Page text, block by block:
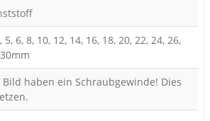
5, 6, 8, 10, 12, 14, 16, 18, 20, 22, 24, 26,
Bild haben ein Schraubgewinde! Dies